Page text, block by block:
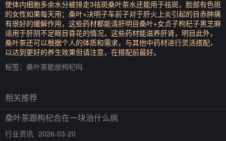
使体内细胞多余水分被排走3祛斑桑叶茶水还能用于祛斑，脸部有色斑
的女性如果每天用；桑叶+决明子车前子对于肝火上炎引起的目赤肿痛
有很好的缓解作用，这些药材都能清肝明目桑叶+女贞子枸杞子黑芝麻
适用于肝阴不足眼目昏花的情况，这些药材能滋养肝肾，明目此外，
桑叶茶还可以根据个人的体质和需求，与其他中药材进行灵活搭配，
以达到更好的养生效果但请注意，在搭配前最好。
标签： 桑叶茶能放枸杞吗
相关推荐
桑叶茶跟枸杞合在一块治什么病
行业资讯 2026-03-20